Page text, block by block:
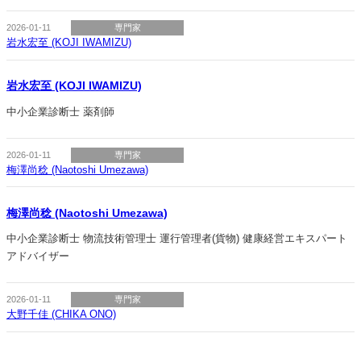
2026-01-11 専門家
岩水宏至 (KOJI IWAMIZU)
岩水宏至 (KOJI IWAMIZU)
中小企業診断士 薬剤師
2026-01-11 専門家
梅澤尚稔 (Naotoshi Umezawa)
梅澤尚稔 (Naotoshi Umezawa)
中小企業診断士 物流技術管理士 運行管理者(貨物) 健康経営エキスパート
アドバイザー
2026-01-11 専門家
大野千佳 (CHIKA ONO)